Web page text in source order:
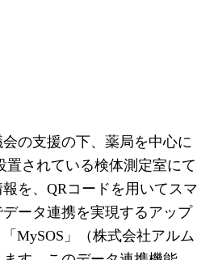
の支援の下、薬局を中心に
置されている検体測定室にて
を、QRコードを用いてスマ
ータ連携を実現するアップ
MySOS」（株式会社アルム